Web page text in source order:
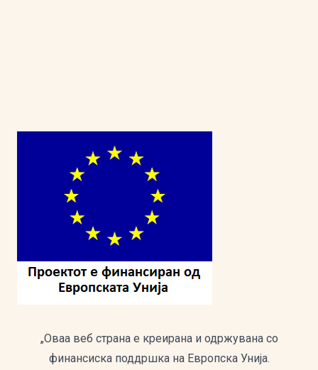
„Оваа веб страна е креирана и одржувана со
финансиска поддршка на Европска Унија.